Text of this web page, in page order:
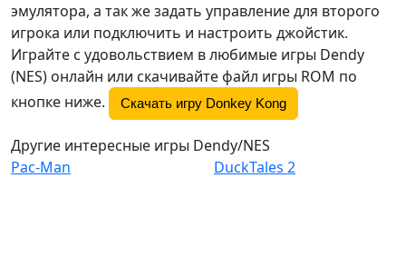
эмулятора, а так же задать управление для второго
игрока или подключить и настроить джойстик.
Играйте с удовольствием в любимые игры Dendy
(NES) онлайн или скачивайте файл игры ROM по
кнопке ниже.
Скачать игру Donkey Kong
Другие интересные игры Dendy/NES
Pac-Man
DuckTales 2